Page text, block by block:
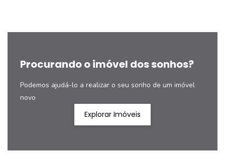
Procurando o imóvel dos sonhos?
Podemos ajudá-lo a realizar o seu sonho de um imóvel
novo
Explorar Imóveis